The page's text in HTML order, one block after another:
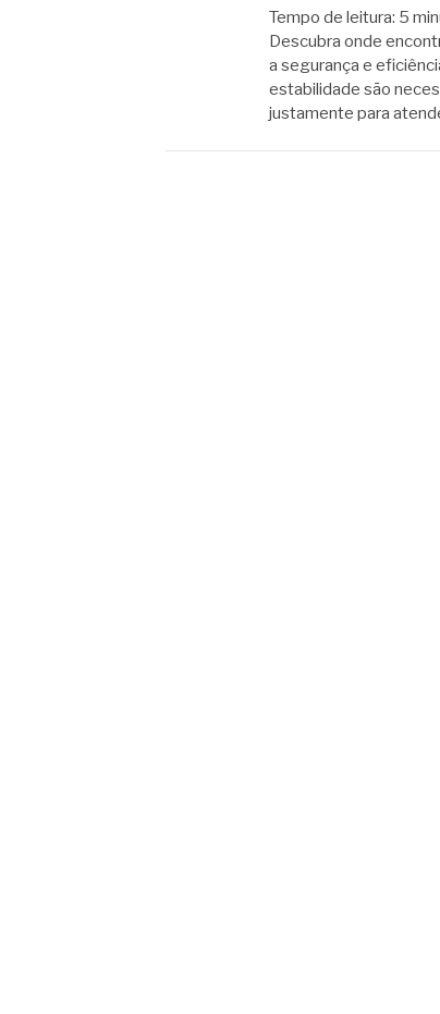
Tempo de leitura: 5
Descubra onde
a segurança e
estabilidade são
justamente para